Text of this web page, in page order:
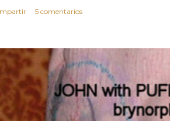
5 comentarios